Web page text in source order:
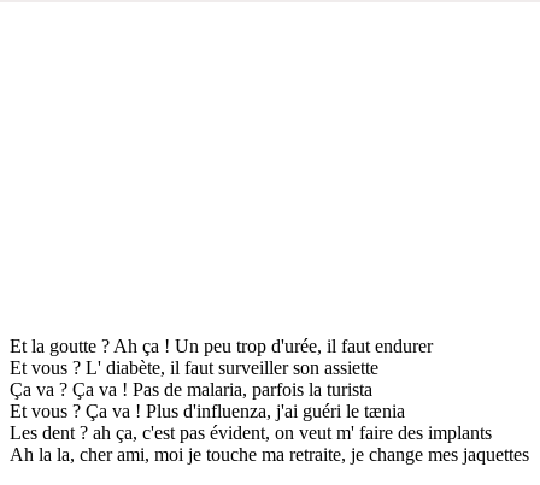
Et la goutte ? Ah ça ! Un peu trop d'urée, il faut endurer
Et vous ? L' diabète, il faut surveiller son assiette
Ça va ? Ça va ! Pas de malaria, parfois la turista
Et vous ? Ça va ! Plus d'influenza, j'ai guéri le tænia
Les dent ? ah ça, c'est pas évident, on veut m' faire des implants
Ah la la, cher ami, moi je touche ma retraite, je change mes jaquettes